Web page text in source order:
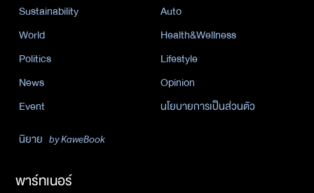
Sustainability
Auto
World
Health&Wellness
Politics
Lifestyle
News
Opinion
Event
นโยบายการเป็นส่วนตัว
นิยาย by KaweBook
พาร์ทเนอร์